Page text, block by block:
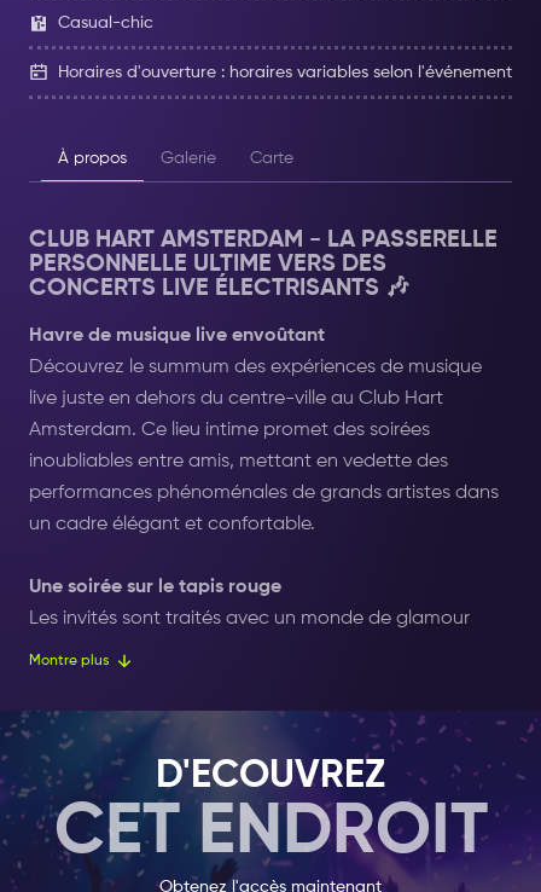
Casual-chic
Horaires d'ouverture : horaires variables selon l'événement
À propos Galerie Carte
CLUB HART AMSTERDAM - LA PASSERELLE
PERSONNELLE ULTIME VERS DES
CONCERTS LIVE ÉLECTRISANTS 🎶
Havre de musique live envoûtant
Découvrez le summum des expériences de musique
live juste en dehors du centre-ville au Club Hart
Amsterdam. Ce lieu intime promet des soirées
inoubliables entre amis, mettant en vedette des
performances phénoménales de grands artistes dans
un cadre élégant et confortable.
Une soirée sur le tapis rouge
Les invités sont traités avec un monde de glamour
lorsqu'ils sont accueillis avec une coupe de
hôtesse gracieuse guide les visiteurs à leur table, où ils
peuvent se régaler de plats savoureux et de boissons
rafraîchissantes tout en profitant du spectacle.
Des performances vibrantes et immersives
Le DJ résident du Club Hart donne le ton avec des
Montre plus
D'ECOUVREZ
CET ENDROIT
Obtenez l'accès maintenant